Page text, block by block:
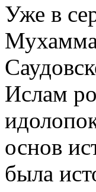
Уже в
Ислам
основ
была